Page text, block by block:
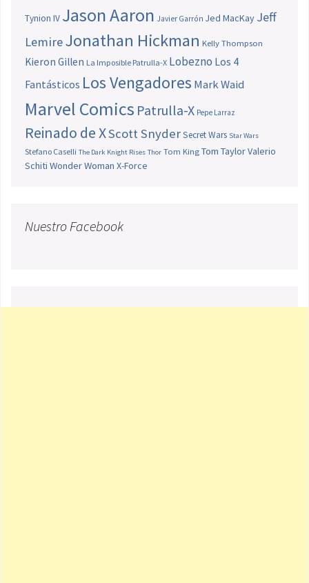
Tynion IV Jason Aaron Javier Garrón Jed MacKay Jeff
LemireJonathan Hickman Kelly Thompson
Kieron Gillen La Imposible Patrulla-X Lobezno Los 4
Fantásticos Los Vengadores Mark Waid
Marvel Comics Patrulla-X Pepe Larraz
Reinado de XScott SnyderSecret Wars Star Wars
Stefano Caselli The Dark Knight Rises Thor Tom King Tom TaylorValerio
Schiti Wonder Woman X-Force
Nuestro Facebook